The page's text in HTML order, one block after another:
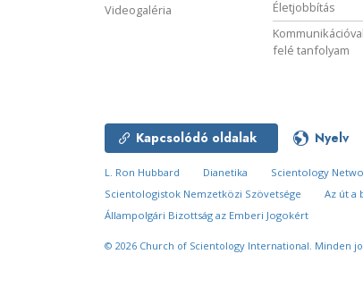
Videogaléria
Életjobbítás
felé tanfolyam
Kapcsolódó oldalak Nyelv
L. Ron Hubbard Dianetika Scientology
Scientologistok Nemzetközi Szövetsége
Az út a
Állampolgári Bizottság az Emberi Jogokért
© 2026 Church of Scientology International. Minden